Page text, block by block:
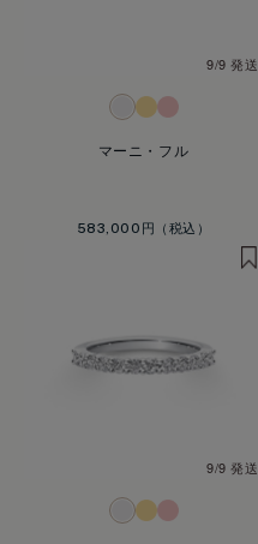
9/9 発送
マーニ・フル
583,000円
9/9 発送